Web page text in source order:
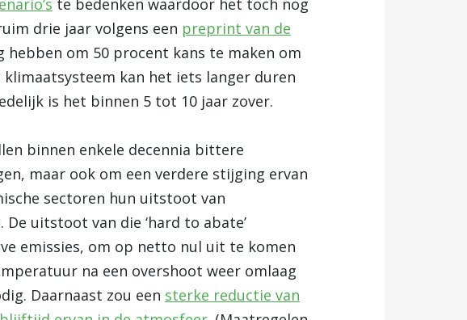
te bedenken waardoor het toch nog
drie jaar volgens een preprint van de
om 50 procent kans te maken om
kan het iets langer duren
is het binnen 5 tot 10 jaar zover.
binnen enkele decennia bittere
maar ook om een verdere stijging ervan
sectoren hun uitstoot van
uitstoot van die ‘hard to abate’
emissies, om op netto nul uit te komen
na een overshoot weer omlaag
Daarnaast zou een sterke reductie van